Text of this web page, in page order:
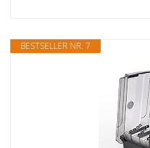
BESTSELLER NR. 7